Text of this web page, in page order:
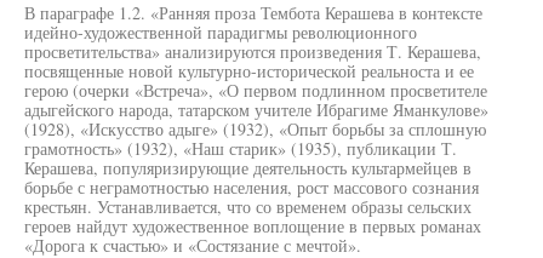
В параграфе 1.2. «Ранняя проза Тембота Керашева в контексте
идейно-художественной парадигмы революционного
просветительства» анализируются произведения Т. Керашева,
посвященные новой культурно-исторической реальноста и ее
герою (очерки «Встреча», «О первом подлинном просветителе
адыгейского народа, татарском учителе Ибрагиме Яманкулове»
(1928), «Искусство адыге» (1932), «Опыт борьбы за сплошную
грамотность» (1932), «Наш старик» (1935), публикации Т.
Керашева, популяризирующие деятельность культармейцев в
борьбе с неграмотностью населения, рост массового сознания
крестьян. Устанавливается, что со временем образы сельских
героев найдут художественное воплощение в первых романах
«Дорога к счастью» и «Состязание с мечтой».